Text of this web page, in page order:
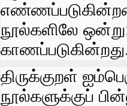
நூல்களிலே
திருக்குறள்‌
நூல்களுக்குப்‌